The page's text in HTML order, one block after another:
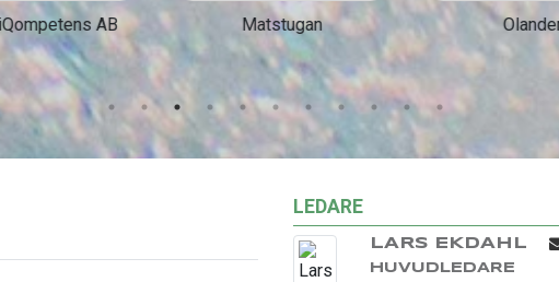
AB Matstugan Olander
LEDARE
LARS EKDAHL
HUVUDLEDARE